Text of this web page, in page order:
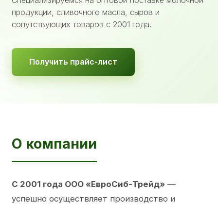
продукции, сливочного масла, сыров и
сопутствующих товаров с 2001 года.
Получить прайс-лист
О компании
С 2001 года ООО «ЕвроСиб-Трейд» —
успешно осуществляет производство и